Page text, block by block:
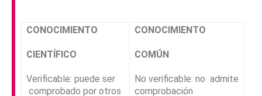
CONOCIMIENTO
CIENTÍFICO
Verificable: puede ser
comprobado por otros
CONOCIMIENTO
COMÚN
No verificable: no admite
comprobación